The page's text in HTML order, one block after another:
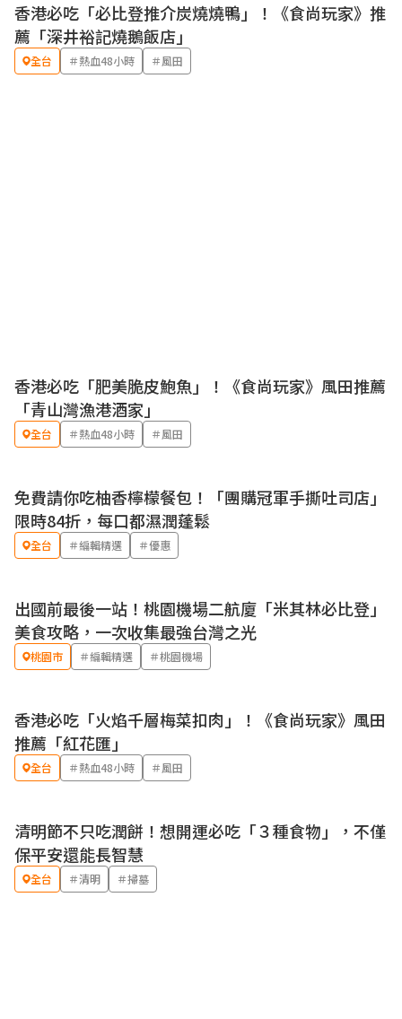
香港必吃「必比登推介炭燒燒鴨」！《食尚玩家》推
薦「深井裕記燒鵝飯店」
全台 ＃熱血48小時 ＃風田
香港必吃「肥美脆皮鮑魚」！《食尚玩家》風田推薦
「青山灣漁港酒家」
全台 ＃熱血48小時 ＃風田
優惠
免費請你吃柚香檸檬餐包！「團購冠軍手撕吐司店」
限時84折，每口都濕潤蓬鬆
全台 ＃編輯精選 ＃優惠
出國前最後一站！桃園機場二航廈「米其林必比登」
美食攻略，一次收集最強台灣之光
桃園市 ＃編輯精選 ＃桃園機場
香港必吃「火焰千層梅菜扣肉」！《食尚玩家》風田
推薦「紅花匯」
全台 ＃熱血48小時 ＃風田
清明節不只吃潤餅！想開運必吃「３種食物」，不僅
保平安還能長智慧
全台 ＃清明 ＃掃墓